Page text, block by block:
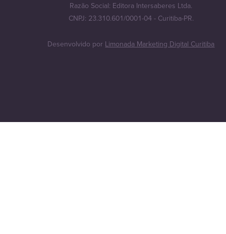
Razão Social: Editora Intersaberes Ltda.
CNPJ: 23.310.601/0001-04 - Curitiba-PR.
Desenvolvido por Limonada Marketing Digital Curitiba